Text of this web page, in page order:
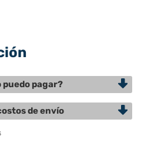
puedo pagar?
de envío